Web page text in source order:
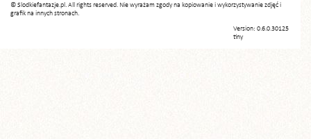
© Slodkiefantazje.pl. All rights reserved. Nie wyrażam zgody na kopiowanie i wykorzystywanie zdjęć i
grafik na innych stronach.
Version: 0.6.0.30125
tiny